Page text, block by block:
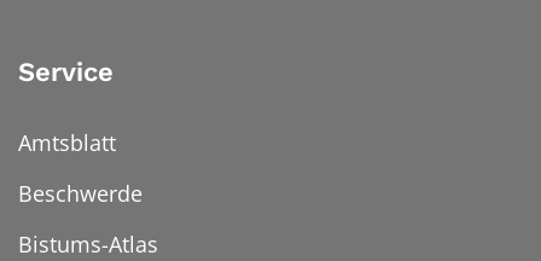
Service
Amtsblatt
Beschwerde
Bistums-Atlas